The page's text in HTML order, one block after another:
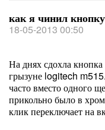
как я чинил
18-05-2013 00:50
На днях сдохла
грызуне logitech
часто вместо одного
прикольно было в
клик переключает на